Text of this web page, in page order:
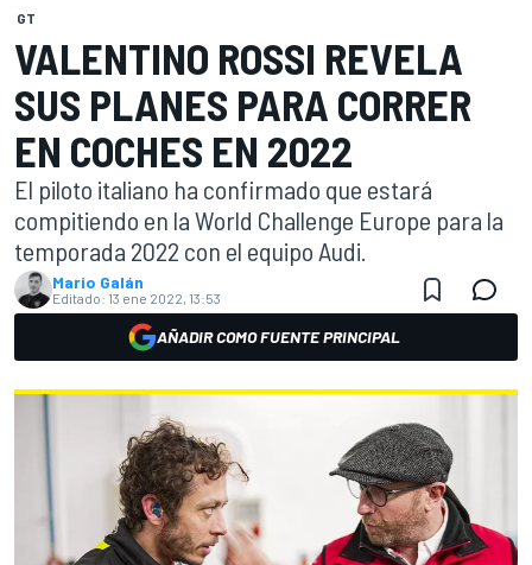
GT
VALENTINO ROSSI REVELA
SUS PLANES PARA CORRER
EN COCHES EN 2022
El piloto italiano ha confirmado que estará
compitiendo en la World Challenge Europe para la
temporada 2022 con el equipo Audi.
Mario Galán
Editado: 13 ene 2022, 13:53
AÑADIR COMO FUENTE PRINCIPAL